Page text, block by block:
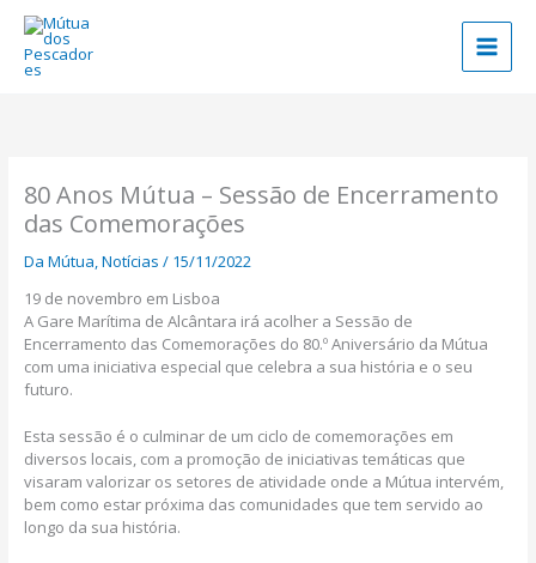
content
80 Anos Mútua – Sessão de Encerramento
das Comemorações
Da Mútua ,Notícias / 15/11/2022
19 de novembro em Lisboa
A Gare Marítima de Alcântara irá acolher a Sessão de
Encerramento das Comemorações do 80.º Aniversário da Mútua
com uma iniciativa especial que celebra a sua história e o seu
futuro.
Esta sessão é o culminar de um ciclo de comemorações em
diversos locais, com a promoção de iniciativas temáticas que
visaram valorizar os setores de atividade onde a Mútua intervém,
bem como estar próxima das comunidades que tem servido ao
longo da sua história.